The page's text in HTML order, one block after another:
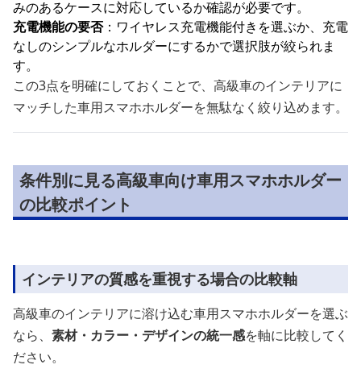
みのあるケースに対応しているか確認が必要です。
充電機能の要否：ワイヤレス充電機能付きを選ぶか、充電
なしのシンプルなホルダーにするかで選択肢が絞られま
す。
この3点を明確にしておくことで、高級車のインテリアに
マッチした車用スマホホルダーを無駄なく絞り込めます。
条件別に見る高級車向け車用スマホホルダー
の比較ポイント
インテリアの質感を重視する場合の比較軸
高級車のインテリアに溶け込む車用スマホホルダーを選ぶ
なら、 素材・カラー・デザインの統一感を軸に比較してく
ださい。